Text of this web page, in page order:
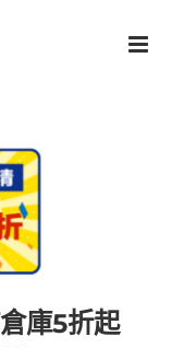
庫5折起